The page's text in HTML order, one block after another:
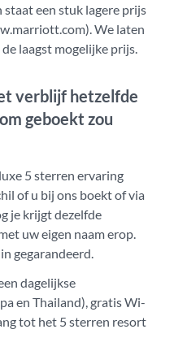
staat een stuk lagere prijs
We laten
laagst mogelijke prijs.
verblijf hetzelfde
geboekt zou
5 sterren ervaring
of u bij ons boekt of via
je krijgt dezelfde
uw eigen naam erop.
gegarandeerd.
dagelijkse
en Thailand), gratis Wi-
tot het 5 sterren resort